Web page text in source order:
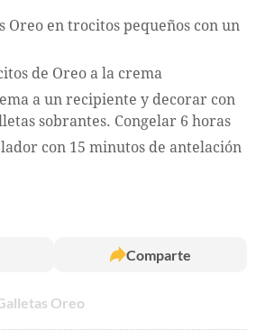
Oreo en trocitos pequeños con un
de Oreo a la crema
a un recipiente y decorar con
sobrantes. Congelar 6 horas
con 15 minutos de antelación
Comparte
Oreo